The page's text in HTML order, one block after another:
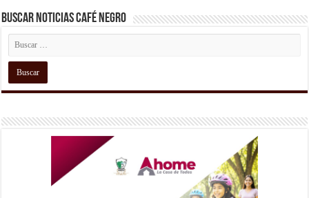
Buscar Noticias Café Negro